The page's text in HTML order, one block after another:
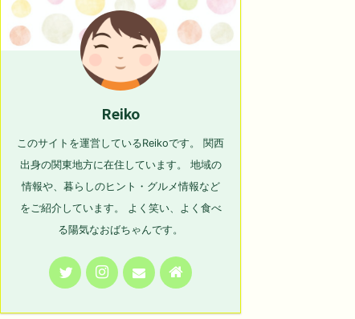
Reiko
このサイトを運営しているReikoです。 関西
出身の関東地方に在住しています。 地域の
情報や、暮らしのヒント・グルメ情報など
をご紹介しています。 よく笑い、よく食べ
る陽気なおばちゃんです。